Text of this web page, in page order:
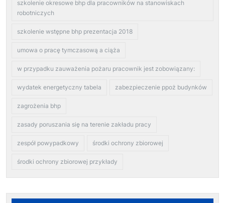
szkolenie okresowe bhp dla pracowników na stanowiskach
robotniczych
szkolenie wstępne bhp prezentacja 2018
umowa o pracę tymczasową a ciąża
w przypadku zauważenia pożaru pracownik jest zobowiązany:
wydatek energetyczny tabela zabezpieczenie ppoż budynków
zagrożenia bhp
zasady poruszania się na terenie zakładu pracy
zespół powypadkowy środki ochrony zbiorowej
środki ochrony zbiorowej przykłady